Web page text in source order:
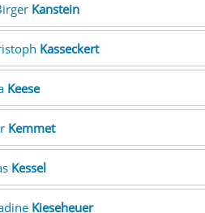
Kanstein
Kasseckert
Keese
Kemmet
Kessel
Kieseheuer